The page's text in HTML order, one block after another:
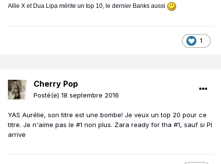
Allie X et Dua Lipa mérite un top 10, le dernier Banks aussi
1
Cherry Pop
Posté(e) 18 septembre 2016
YAS Aurélie, son titre est une bombe! Je veux un top 20 pour ce
titre. Je n'aime pas le #1 non plus. Zara ready for tha #1, sauf si PI
arrive